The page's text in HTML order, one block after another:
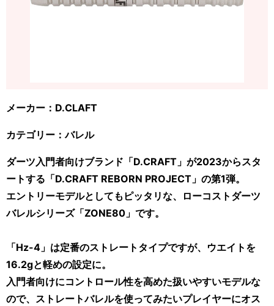
メーカー：D.CLAFT
カテゴリー：バレル
ダーツ入門者向けブランド「D.CRAFT」が2023からスタ
ートする「D.CRAFT REBORN PROJECT」の第1弾。
エントリーモデルとしてもピッタリな、ローコストダーツ
バレルシリーズ「ZONE80」です。
「Hz-4」は定番のストレートタイプですが、ウエイトを
16.2gと軽めの設定に。
入門者向けにコントロール性を高めた扱いやすいモデルな
ので、ストレートバレルを使ってみたいプレイヤーにオス